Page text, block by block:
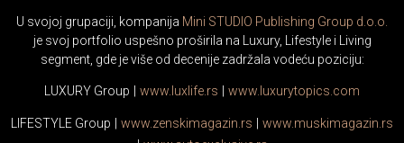
U svojoj grupaciji, kompanija Mini STUDIO Publishing Group d.o.o.
je svoj portfolio uspešno proširila na Luxury, Lifestyle i Living
segment, gde je više od decenije zadržala vodeću poziciju:
LUXURY Group www. luxlife .rs www. luxurytopics .com
LIFESTYLE Group www. zenskimagazin.rs www. muskimagazin.rs